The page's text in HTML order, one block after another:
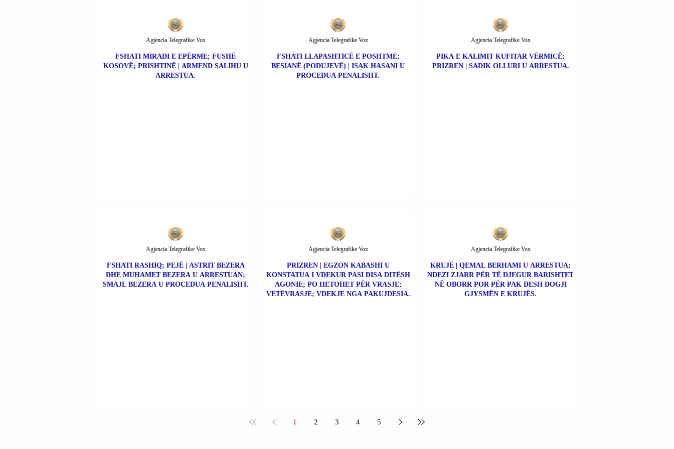
FSHATI MIRADI E EPËRME; FUSHË
KOSOVË; PRISHTINË | ARMEND SALIHU U
ARRESTUA.
Agjencia Telegrafike Vox
FSHATI LLAPASHTICË E POSHTME;
BESIANË (PODUJEVË) | ISAK HASANI U
PROCEDUA PENALISHT.
Agjencia Telegrafike Vox
PIKA E KALIMIT KUFITAR VËRMICË;
PRIZREN | SADIK OLLURI U ARRESTUA.
Agjencia Telegrafike Vox
FSHATI RASHIQ; PEJË | ASTRIT BEZERA
DHE MUHAMET BEZERA U ARRESTUAN;
SMAJL BEZERA U PROCEDUA PENALISHT.
Agjencia Telegrafike Vox
PRIZREN | EGZON KABASHI U
KONSTATUA I VDEKUR PASI DISA DITËSH
AGONIE; PO HETOHET PËR VRASJE;
VETËVRASJE; VDEKJE NGA PAKUJDESIA.
Agjencia Telegrafike Vox
KRUJË | QEMAL BERHAMI U ARRESTUA;
NDEZI ZJARR PËR TË DJEGUR BARISHTET
NË OBORR POR PËR PAK DESH DOGJI
GJYSMËN E KRUJËS.
Agjencia Telegrafike Vox
1 2 3 4 5